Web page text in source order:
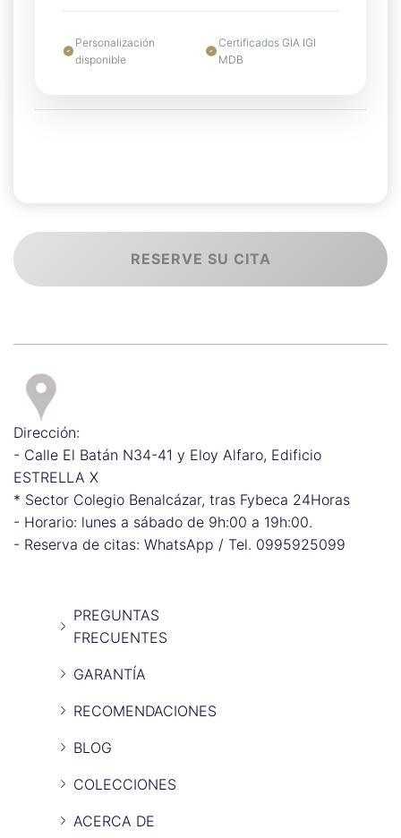
Personalización
disponible
Certificados GIA IGI
MDB
RESERVE SU CITA
Dirección:
- Calle El Batán N34-41 y Eloy Alfaro, Edificio
ESTRELLA X
* Sector Colegio Benalcázar, tras Fybeca 24Horas
- Horario: lunes a sábado de 9h:00 a 19h:00.
- Reserva de citas: WhatsApp / Tel. 0995925099
PREGUNTAS
FRECUENTES
GARANTÍA
RECOMENDACIONES
BLOG
COLECCIONES
ACERCA DE